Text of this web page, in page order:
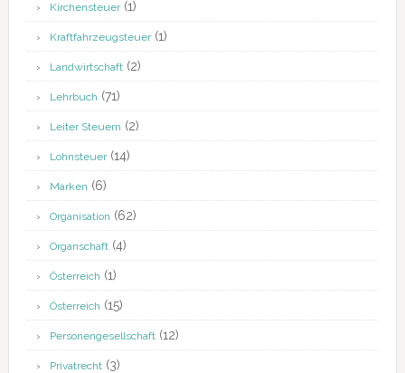
Kirchensteuer(1)
Kraftfahrzeugsteuer(1)
Landwirtschaft(2)
Lehrbuch (71)
Leiter Steuern (2)
Lohnsteuer(14)
Marken (6)
Organisation (62)
Organschaft(4)
Österreich (1)
Österreich (15)
Personengesellschaft(12)
Privatrecht(3)